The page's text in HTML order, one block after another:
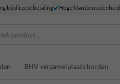
bij directe betaling Hoge klanttevredenheid
product...
BHV verzamelplaats borden